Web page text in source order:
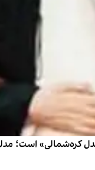
در حال حرکت به‌سوی «مدل